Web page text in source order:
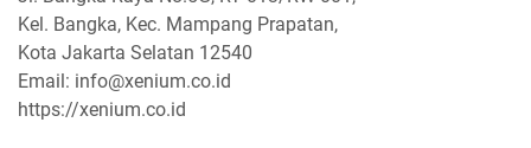
Kel. Bangka, Kec. Mampang Prapatan,
Kota Jakarta Selatan 12540
Email: info@xenium.co.id
https://xenium.co.id